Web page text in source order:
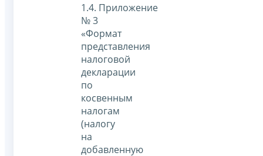
1.4. Приложение
№ 3
«Формат
представления
налоговой
декларации
по
косвенным
налогам
(налогу
на
добавленную